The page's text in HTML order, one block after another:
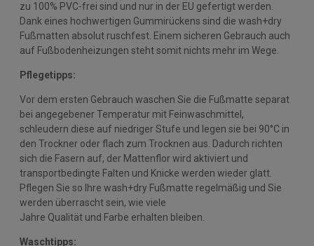
zu 100% PVC-frei sind und nur in der EU gefertigt werden.
Dank eines hochwertigen Gummirückens sind die wash+dry
Fußmatten absolut ruschfest. Einem sicheren Gebrauch auch
auf Fußbodenheizungen steht somit nichts mehr im Wege.
Pflegetipps:
Vor dem ersten Gebrauch waschen Sie die Fußmatte separat
bei angegebener Temperatur mit Feinwaschmittel,
schleudern diese auf niedriger Stufe und legen sie bei 90°C in
den Trockner oder flach zum Trocknen aus. Dadurch richten
sich die Fasern auf, der Mattenflor wird aktiviert und
transportbedingte Falten und Knicke werden wieder glatt.
Pflegen Sie so Ihre wash+dry Fußmatte regelmäßig und Sie
werden überrascht sein, wie viele
Jahre Qualität und Farbe erhalten bleiben.
Waschtipps: